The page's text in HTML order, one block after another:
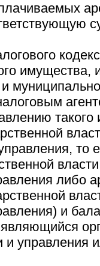
имущества,
то
либо
и
и управления